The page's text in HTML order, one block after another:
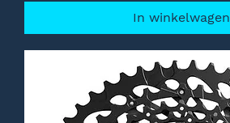
In winkelwagen